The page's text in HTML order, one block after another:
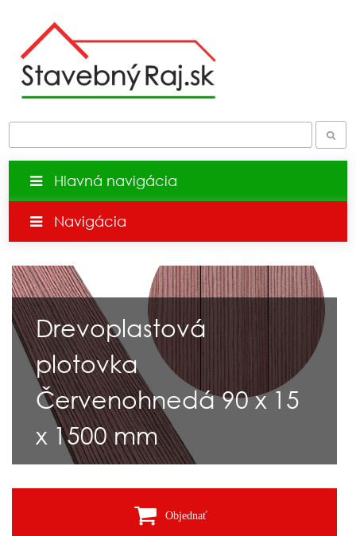
Hlavná navigácia
Navigácia
Drevoplastová
plotovka
Červenohnedá 90 x 15
x 1500 mm
Objednať